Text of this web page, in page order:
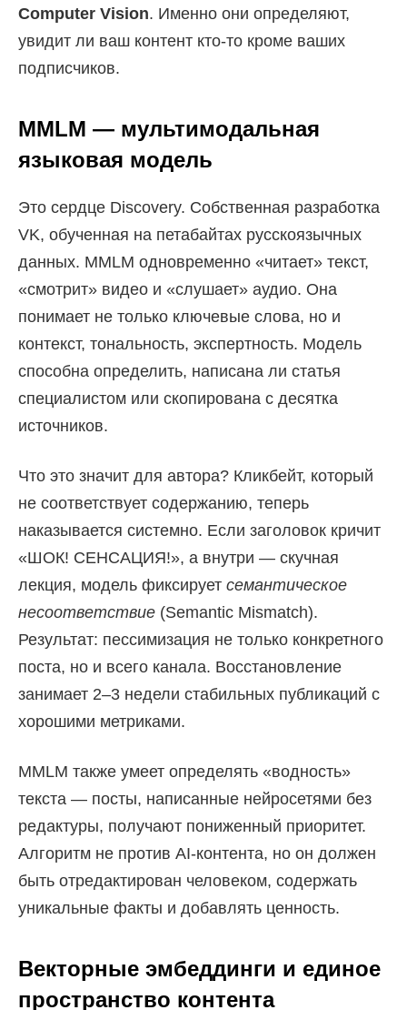
Computer Vision. Именно они определяют,
увидит ли ваш контент кто-то кроме ваших
подписчиков.
MMLM — мультимодальная
языковая модель
Это сердце Discovery. Собственная разработка
VK, обученная на петабайтах русскоязычных
данных. MMLM одновременно «читает» текст,
«смотрит» видео и «слушает» аудио. Она
понимает не только ключевые слова, но и
контекст, тональность, экспертность. Модель
способна определить, написана ли статья
специалистом или скопирована с десятка
источников.
Что это значит для автора? Кликбейт, который
не соответствует содержанию, теперь
наказывается системно. Если заголовок кричит
«ШОК! СЕНСАЦИЯ!», а внутри — скучная
лекция, модель фиксирует семантическое
несоответствие (Semantic Mismatch).
Результат: пессимизация не только конкретного
поста, но и всего канала. Восстановление
занимает 2–3 недели стабильных публикаций с
хорошими метриками.
MMLM также умеет определять «водность»
текста — посты, написанные нейросетями без
редактуры, получают пониженный приоритет.
Алгоритм не против AI-контента, но он должен
быть отредактирован человеком, содержать
уникальные факты и добавлять ценность.
Векторные эмбеддинги и единое
пространство контента